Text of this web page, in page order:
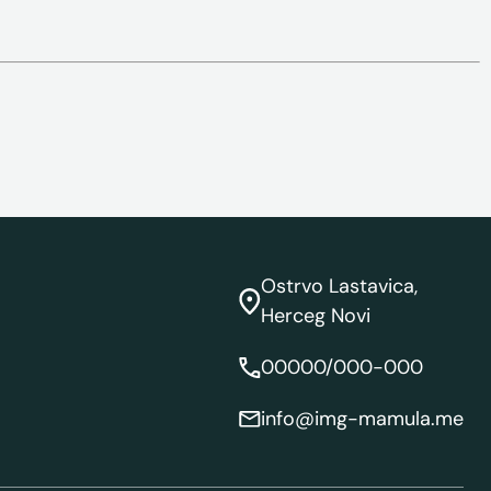
Ostrvo Lastavica,
Herceg Novi
00000/000-000
info@img-mamula.me